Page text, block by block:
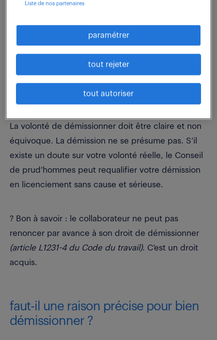
licenciement ou larupture conventionnelle
qui peut poser sa démission ?
Tous les salariés en CDI peuventquitter leur travail
C’est un droit qui leur est conféré par la loi.
La volonté de démissionner doit être claire et non
équivoque. La démission ne se présume pas. S’il
existe un doute sur votre volonté réelle, le Conseil
de prud’hommes peut requalifier votre démission
en licenciement sans cause et sérieuse.
? Bon à savoir : le collaborateur ne peut pas
renoncer par avance à son droit de démissionner
(article L1231-4 du Code du travail). C’est un droit
acquis.
faut-il une raison précise pour bien
démissionner ?
Liste de nos partenaires
paramétrer
tout rejeter
tout autoriser